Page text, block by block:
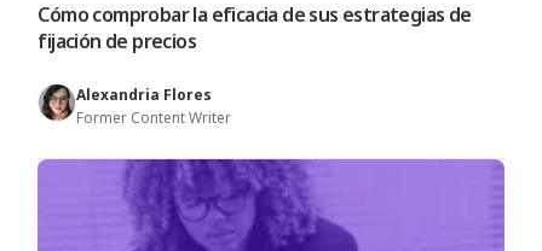
Cómo comprobar la eficacia de sus estrategias de
fijación de precios
Alexandria Flores
Former Content Writer